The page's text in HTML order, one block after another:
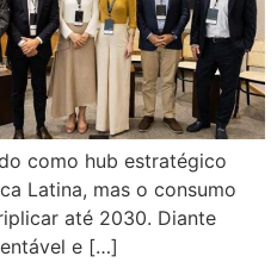
como hub estratégico
Latina, mas o consumo
até 2030. Diante
e […]